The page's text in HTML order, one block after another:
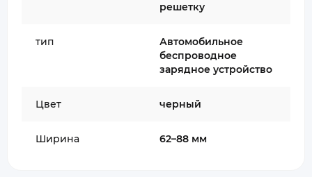
решетку
тип
Автомобильное
беспроводное
зарядное устройство
Цвет черный
Ширина 62–88 мм